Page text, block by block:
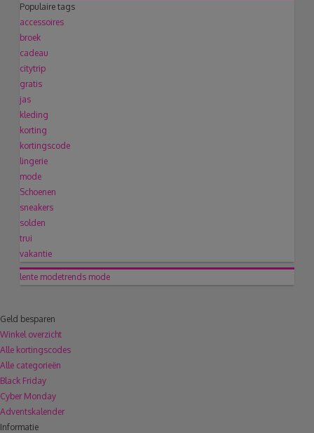
Populaire tags
accessoires
broek
cadeau
citytrip
gratis
jas
kleding
korting
kortingscode
lingerie
mode
Schoenen
sneakers
solden
trui
vakantie
lente modetrends mode
Geld besparen
Winkel overzicht
Alle kortingscodes
Alle categorieën
Black Friday
Cyber Monday
Adventskalender
Informatie